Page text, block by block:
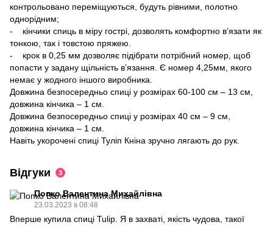
контрольовано переміщуються, будуть рівними, полотно
однорідним;
- кінчики спиць в міру гострі, дозволять комфортно в’язати як
тонкою, так і товстою пряжею.
- крок в 0,25 мм дозволяє підібрати потрібний номер, щоб
попасти у задану щільність в’язання. Є номер 4,25мм, якого
немає у жодного іншого виробника.
Довжина безпосередньо спиці у розмірах 60-100 см – 13 см,
довжина кінчика – 1 см.
Довжина безпосередньо спиці у розмірах 40 см – 9 см,
довжина кінчика – 1 см.
Навіть укорочені спиці Туліп Кніна зручно лягають до рук.
Відгуки 3
Попко Валентина Михайлівна
23.03.2023 в 08:48
Вперше купила спиці Tulip. Я в захваті, якість чудова, такої